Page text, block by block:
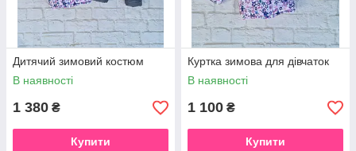
Дитячий зимовий костюм
В наявності
1 380 ₴
Купити
Куртка зимова для дівчаток
В наявності
1 100 ₴
Купити